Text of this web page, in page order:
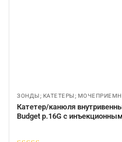
ЗОНДЫ; КАТЕТЕРЫ;
Катетер/канюля
Budget р.16G c